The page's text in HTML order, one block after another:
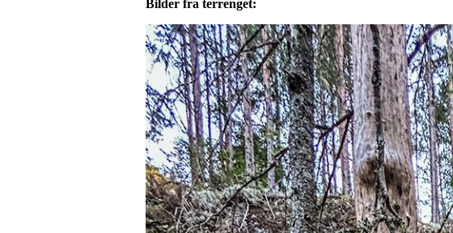
Bilder fra terrenget: